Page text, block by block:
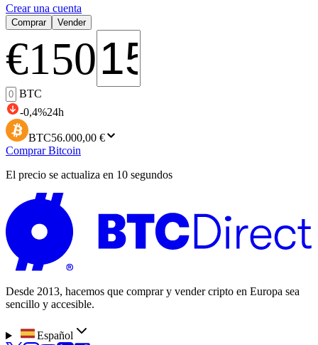
Crear una cuenta
Comprar Vender
€150
BTC
-0,4%24h
BTC56.000,00 €
Comprar Bitcoin
El precio se actualiza en 10 segundos
Desde 2013, hacemos que comprar y vender cripto en Europa sea
sencillo y accesible.
Español